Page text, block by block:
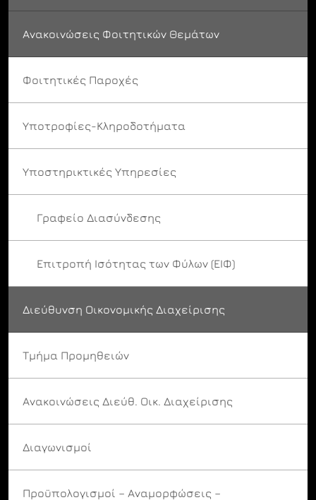
Ανακοινώσεις Φοιτητικών Θεμάτων
Φοιτητικές Παροχές
Υποτροφίες-Κληροδοτήματα
Υποστηρικτικές Υπηρεσίες
Γραφείο Διασύνδεσης
Επιτροπή Ισότητας των Φύλων (ΕΙΦ)
Διεύθυνση Οικονομικής Διαχείρισης
Τμήμα Προμηθειών
Ανακοινώσεις Διεύθ. Οικ. Διαχείρισης
Διαγωνισμοί
Προϋπολογισμοί – Αναμορφώσεις –